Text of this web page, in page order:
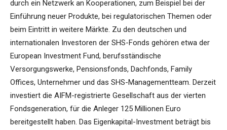
durch ein Netzwerk an Kooperationen, zum Beispiel bei der
Einführung neuer Produkte, bei regulatorischen Themen oder
beim Eintritt in weitere Märkte. Zu den deutschen und
internationalen Investoren der SHS-Fonds gehören etwa der
European Investment Fund, berufsständische
Versorgungswerke, Pensionsfonds, Dachfonds, Family
Offices, Unternehmer und das SHS-Managementteam. Derzeit
investiert die AIFM-registrierte Gesellschaft aus der vierten
Fondsgeneration, für die Anleger 125 Millionen Euro
bereitgestellt haben. Das Eigenkapital-Investment beträgt bis